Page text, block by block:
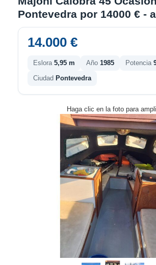
Pontevedra por 14000 € -
14.000 €
Eslora 5,95 m Año 1985 Potencia
Ciudad Pontevedra
Haga clic en la foto para